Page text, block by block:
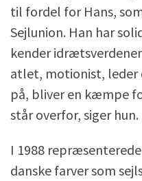
til fordel for Hans,
Sejlunion. Han har
kender
atlet, motionist, leder
på, bliver en kæmpe
står overfor, siger hun.
I 1988
danske farver som